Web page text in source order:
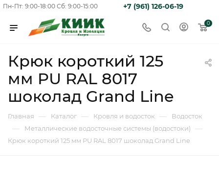
Пн-Пт: 9:00-18:00 Сб: 9:00-15:00 +7 (961) 126-06-19
0
Крюк короткий 125
мм PU RAL 8017
шоколад Grand Line
Главная — Каталог — Кровля и водосток — Водосток
— Металлические водосточные системы (водостоки) —
Крюк короткий 125 мм PU RAL 8017 шоколад Grand Line